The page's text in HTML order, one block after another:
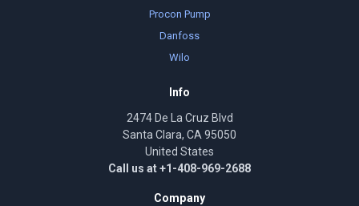
Procon Pump
Danfoss
Wilo
Info
2474 De La Cruz Blvd
Santa Clara, CA 95050
United States
Call us at +1-408-969-2688
Company